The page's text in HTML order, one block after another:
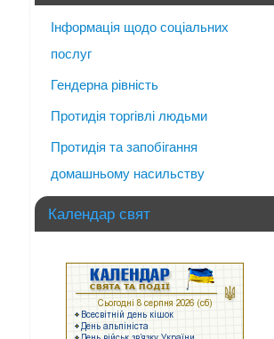
Інформація щодо соціальних
послуг
Гендерна рівність
Протидія торгівлі людьми
Протидія та запобігання
домашньому насильству
Календар свят